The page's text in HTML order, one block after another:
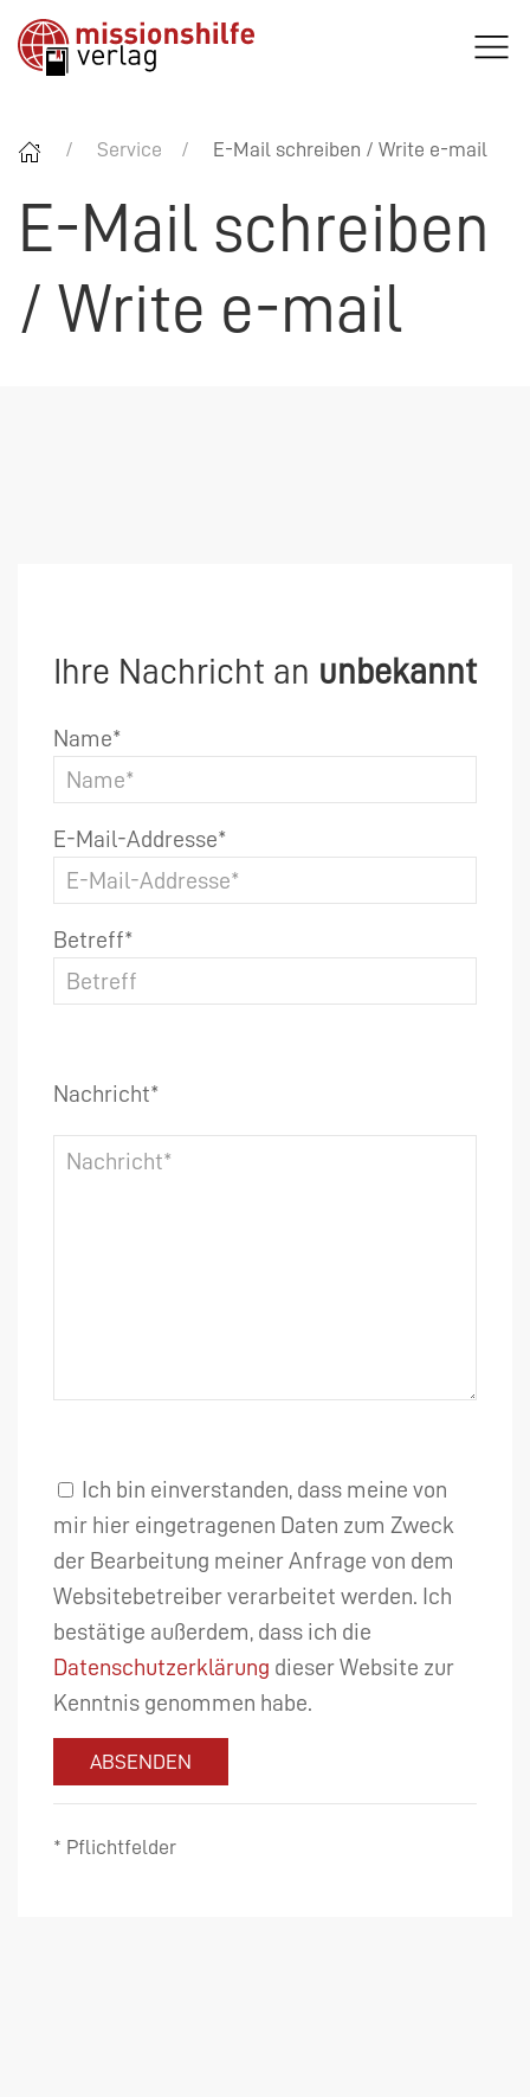
Service E-Mail schreiben / Write e-mail
E-Mail schreiben
/ Write e-mail
Ihre Nachricht an unbekannt
Name*
E-Mail-Addresse*
Betreff*
Nachricht*
Ich bin einverstanden, dass meine von
mir hier eingetragenen Daten zum Zweck
der Bearbeitung meiner Anfrage von dem
Websitebetreiber verarbeitet werden. Ich
bestätige außerdem, dass ich die
Datenschutzerklärung dieser Website zur
Kenntnis genommen habe.
ABSENDEN
* Pflichtfelder